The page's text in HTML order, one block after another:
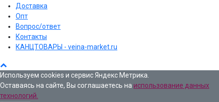
Доставка
Опт
Вопрос/ответ
Контакты
КАНЦТОВАРЫ - veina-market.ru
Используем cookies и сервис Яндекс Метрика.
Оставаясь на сайте, Вы соглашаетесь на использование данных
технологий.